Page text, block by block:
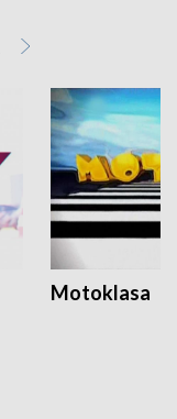
Motoklasa